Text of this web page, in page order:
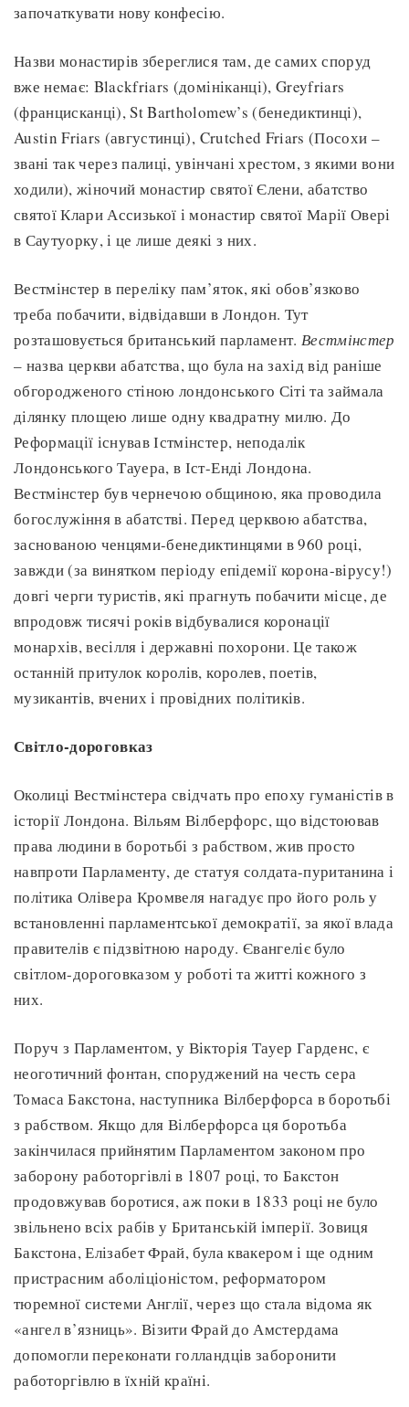
започаткувати нову конфесію.
Назви монастирів збереглися там, де самих споруд
вже немає: Blackfriars (домініканці), Greyfriars
(францисканці), St Bartholomew’s (бенедиктинці),
Austin Friars (августинці), Crutched Friars (Посохи –
звані так через палиці, увінчані хрестом, з якими вони
ходили), жіночий монастир святої Єлени, абатство
святої Клари Ассизької і монастир святої Марії Овері
в Саутуорку, і це лише деякі з них.
Вестмінстер в переліку пам’яток, які обов’язково
треба побачити, відвідавши в Лондон. Тут
розташовується британський парламент. Вестмінстер
– назва церкви абатства, що була на захід від раніше
обгородженого стіною лондонського Сіті та займала
ділянку площею лише одну квадратну милю. До
Реформації існував Істмінстер, неподалік
Лондонського Тауера, в Іст-Енді Лондона.
Вестмінстер був чернечою общиною, яка проводила
богослужіння в абатстві. Перед церквою абатства,
заснованою ченцями-бенедиктинцями в 960 році,
завжди (за винятком періоду епідемії корона-вірусу!)
довгі черги туристів, які прагнуть побачити місце, де
впродовж тисячі років відбувалися коронації
монархів, весілля і державні похорони. Це також
останній притулок королів, королев, поетів,
музикантів, вчених і провідних політиків.
Світло-дороговказ
Околиці Вестмінстера свідчать про епоху гуманістів в
історії Лондона. Вільям Вілберфорс, що відстоював
права людини в боротьбі з рабством, жив просто
навпроти Парламенту, де статуя солдата-пуританина і
політика Олівера Кромвеля нагадує про його роль у
встановленні парламентської демократії, за якої влада
правителів є підзвітною народу. Євангеліє було
світлом-дороговказом у роботі та житті кожного з
них.
Поруч з Парламентом, у Вікторія Тауер Гарденс, є
неоготичний фонтан, споруджений на честь сера
Томаса Бакстона, наступника Вілберфорса в боротьбі
з рабством. Якщо для Вілберфорса ця боротьба
закінчилася прийнятим Парламентом законом про
заборону работоргівлі в 1807 році, то Бакстон
продовжував боротися, аж поки в 1833 році не було
звільнено всіх рабів у Британській імперії. Зовиця
Бакстона, Елізабет Фрай, була квакером і ще одним
пристрасним аболіціоністом, реформатором
тюремної системи Англії, через що стала відома як
«ангел в’язниць». Візити Фрай до Амстердама
допомогли переконати голландців заборонити
работоргівлю в їхній країні.